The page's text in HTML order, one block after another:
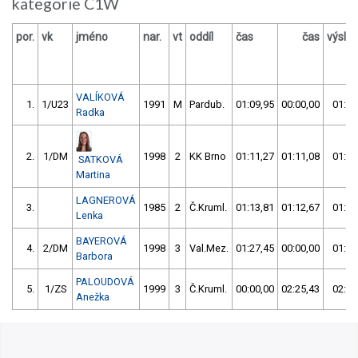
por. vk jméno nar. vt oddíl čas čas
1. 1/U23
VALÍKOVÁ
Radka
1991 M Pardub. 01:09,95 00:00,00
2. 1/DM
SATKOVÁ
Martina
1998 2 KK Brno 01:11,27 01:11,08
3.
LAGNEROVÁ
Lenka
1985 2 Č.Kruml. 01:13,81 01:12,67
4. 2/DM
BAYEROVÁ
Barbora
1998 3 Val.Mez. 01:27,45 00:00,00
5. 1/ZS
PALOUDOVÁ
Anežka
1999 3 Č.Kruml. 00:00,00 02:25,43